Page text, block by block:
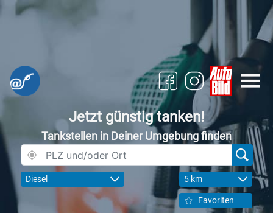
Jetzt günstig tanken!
Tankstellen in Deiner Umgebung finden
Diesel 5 km
Favoriten